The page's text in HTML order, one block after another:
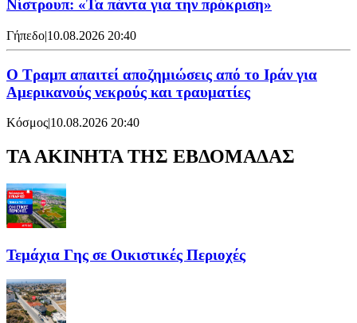
Νίστρουπ: «Τα πάντα για την πρόκριση»
Γήπεδο|10.08.2026 20:40
Ο Τραμπ απαιτεί αποζημιώσεις από το Ιράν για
Αμερικανούς νεκρούς και τραυματίες
Κόσμος 10.08.2026 20:40
ΤΑ ΑΚΙΝΗΤΑ ΤΗΣ ΕΒΔΟΜΑΔΑΣ
Τεμάχια Γης σε Οικιστικές Περιοχές